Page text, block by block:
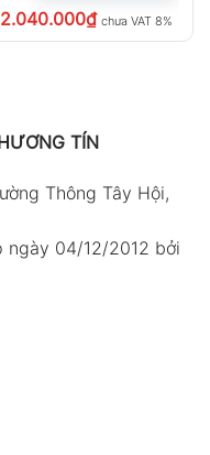
₫ chưa VAT 8%
TÍN
Thông Tây Hội,
ngày 04/12/2012 bởi